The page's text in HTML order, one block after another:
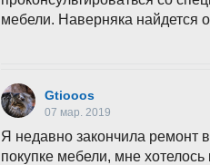
мебели. Наверняка найдется
Gtiooos
07 мар. 2019
Я недавно закончила ремонт
покупке мебели, мне